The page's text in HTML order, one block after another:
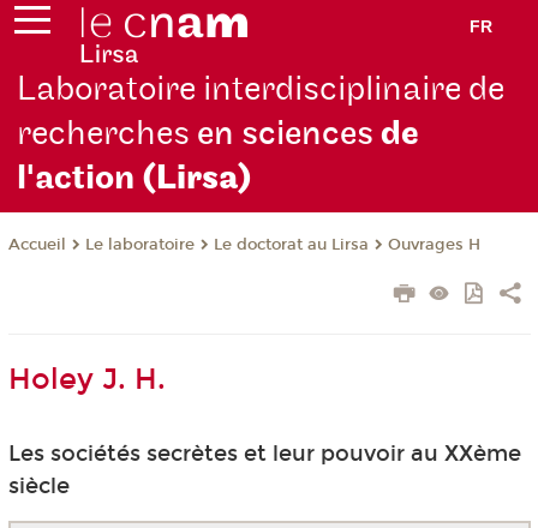
FR
Laboratoire interdisciplinaire de
recherches en sciencesde
l'action (Lirsa)
Accueil Le laboratoire Le doctorat au Lirsa Ouvrages H
Holey J. H.
Les sociétés secrètes et leur pouvoir au XXème
siècle